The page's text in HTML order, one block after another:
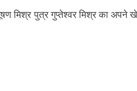
भूषण मिश्र पुत्र गुप्तेश्वर मिश्र का